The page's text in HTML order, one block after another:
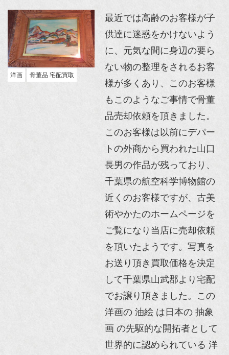
洋画 骨董品 宅配買取
最近では高齢のお客様が子
供達に迷惑をかけないよう
に、元気な間に身辺の要ら
ない物の整理をされるお客
様が多くあり、このお客様
もこのようなご事情で骨董
品売却依頼を頂きました。
このお客様は以前にデパー
トの外商から買われた山口
長男の作品が残っており、
千葉県の航空科学博物館の
近くのお客様ですが、古美
術やかたのホームページを
ご覧になり当店に売却依頼
を頂いたようです。写真を
お送り頂き買取価格を決定
して千葉県山武郡より宅配
でお譲り頂きました。この
洋画の 油絵 は日本の 抽象
画 の先駆的な開拓者として
世界的に認められている 洋